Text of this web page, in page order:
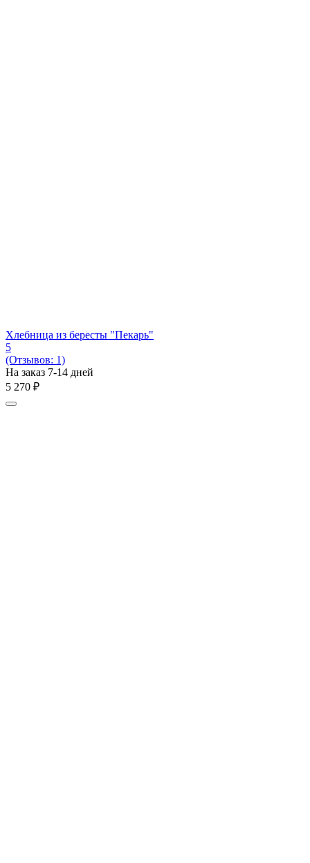
Хлебница из бересты "Пекарь"
5
(Отзывов: 1)
На заказ 7-14 дней
5 270 ₽